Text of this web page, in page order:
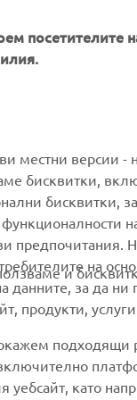
MORE YAMAHA
MyYamaha
Yamaha Music
Yamaha Racing
Yamaha Motor Global
посетителите
местни версии -
бисквитки,
бисквитки,
предпочитания.
на
данните, за да
продукти,
и
подходящи
като